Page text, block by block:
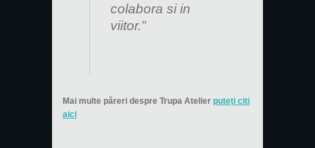
colabora si in
viitor.”
Mai multe păreri despre Trupa Atelier puteți citi
aici